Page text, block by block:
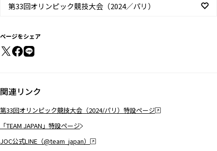
第33回オリンピック競技大会（2024／パリ）
ページをシェア
関連リンク
第33回オリンピック競技大会（2024/パリ）特設ページ
「TEAM JAPAN」特設ページ
JOC公式LINE（@team_japan）